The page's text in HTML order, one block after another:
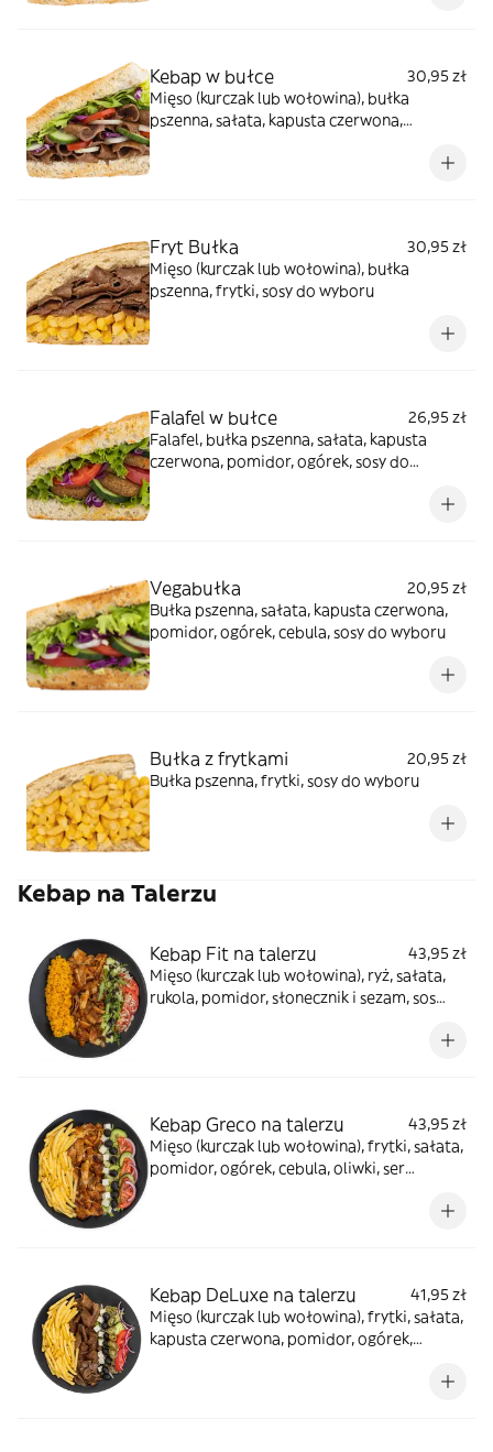
Kebap w bułce
30,95 zł
Mięso (kurczak lub wołowina), bułka
pszenna, sałata, kapusta czerwona,
Fryt Bułka
30,95 zł
Mięso (kurczak lub wołowina), bułka
pszenna, frytki, sosy do wyboru
Falafel w bułce
26,95 zł
Falafel, bułka pszenna, sałata, kapusta
czerwona, pomidor, ogórek, sosy do
Vegabułka
20,95 zł
Bułka pszenna, sałata, kapusta czerwona,
pomidor, ogórek, cebula, sosy do wyboru
Bułka z frytkami
20,95 zł
Bułka pszenna, frytki, sosy do wyboru
Kebap na Talerzu
Kebap Fit na talerzu
43,95 zł
Mięso (kurczak lub wołowina), ryż, sałata,
rukola, pomidor, słonecznik i sezam, sos
Kebap Greco na talerzu
43,95 zł
Mięso (kurczak lub wołowina), frytki, sałata,
pomidor, ogórek, cebula, oliwki, ser
Kebap DeLuxe na talerzu
41,95 zł
Mięso (kurczak lub wołowina), frytki, sałata,
kapusta czerwona, pomidor, ogórek,